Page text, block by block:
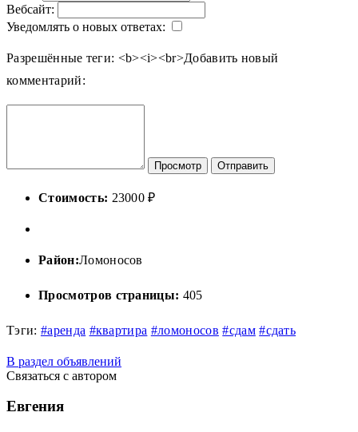
Вебсайт:
Уведомлять о новых ответах:
Разрешённые теги: <b><i><br>Добавить новый
комментарий:
Просмотр Отправить
Стоимость: 23000 ₽
Район:Ломоносов
Просмотров страницы: 405
Тэги: #аренда #квартира #ломоносов #сдам #сдать
В раздел объявлений
Связаться с автором
Евгения